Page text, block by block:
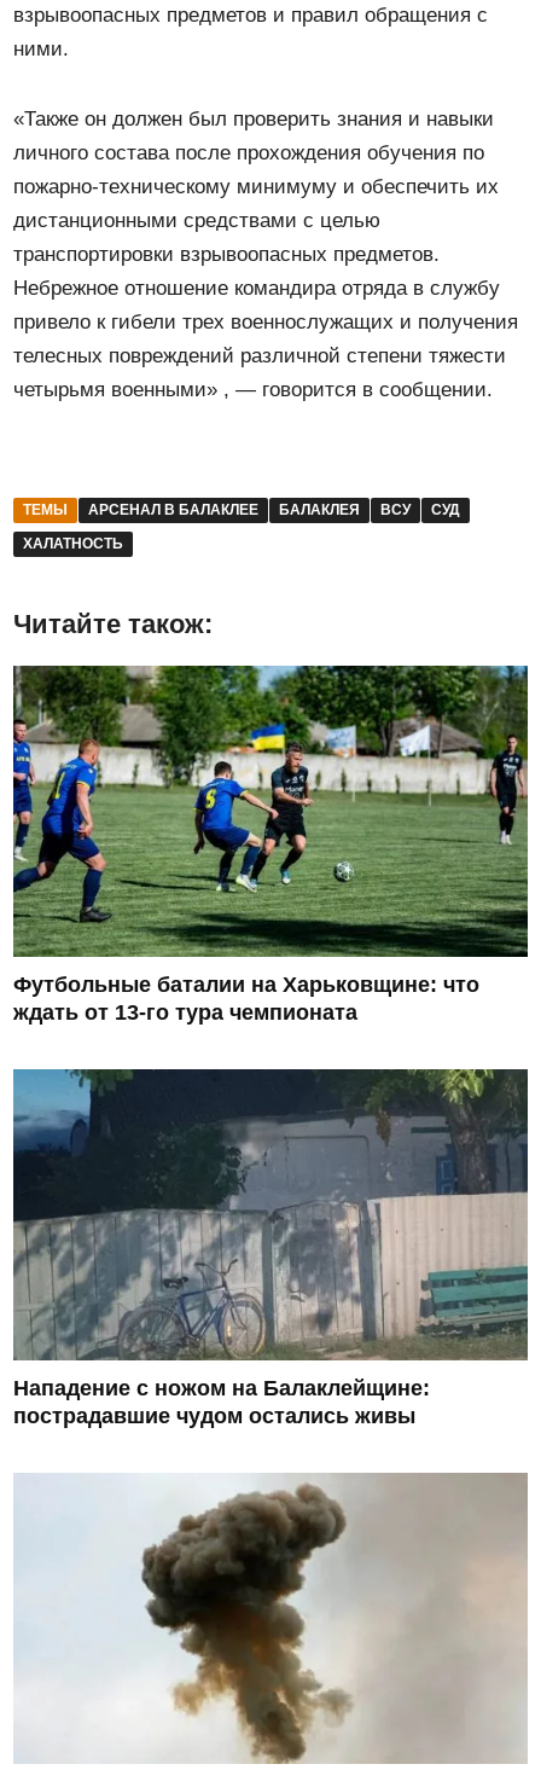
взрывоопасных предметов и правил обращения с
ними.
«Также он должен был проверить знания и навыки
личного состава после прохождения обучения по
пожарно-техническому минимуму и обеспечить их
дистанционными средствами с целью
транспортировки взрывоопасных предметов.
Небрежное отношение командира отряда в службу
привело к гибели трех военнослужащих и получения
телесных повреждений различной степени тяжести
четырьмя военными» , — говорится в сообщении.
ТЕМЫ АРСЕНАЛ В БАЛАКЛЕЕ БАЛАКЛЕЯ ВСУ
СУД
ХАЛАТНОСТЬ
Читайте також:
Футбольные баталии на Харьковщине: что
ждать от 13-го тура чемпионата
Нападение с ножом на Балаклейщине:
пострадавшие чудом остались живы